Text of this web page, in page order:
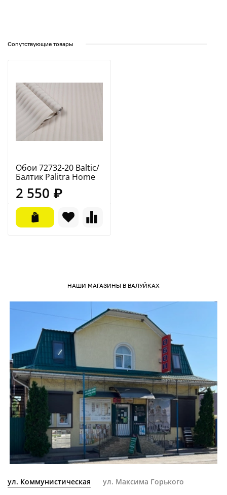
Сопутствующие товары
Обои 72732-20 Baltic/
Балтик Palitra Home
2 550 ₽
НАШИ МАГАЗИНЫ В ВАЛУЙКАХ
ул. Коммунистическая ул. Максима Горького